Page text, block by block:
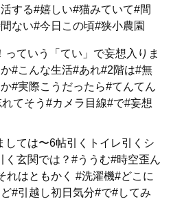
する#嬉しい#猫みていて#間
ない#今日この頃#狭小農園
っていう「てい」で妄想入りま
#こんな生活#あれ#2階は#無
#実際こうだったら#てんてん
てそう#カメラ目線#で#妄想
しては〜6帖引くトイレ引くシ
く玄関では？#ううむ#時空歪ん
れはともかく #洗濯機#どこに
#引越し初日気分#で#してみ